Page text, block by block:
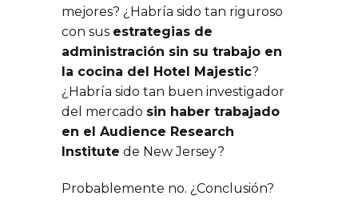
mejores? ¿Habría sido tan riguroso
con sus estrategias de
administración sin su trabajo en
la cocina del Hotel Majestic?
¿Habría sido tan buen investigador
del mercado sin haber trabajado
en el Audience Research
Institute de New Jersey?
Probablemente no. ¿Conclusión?